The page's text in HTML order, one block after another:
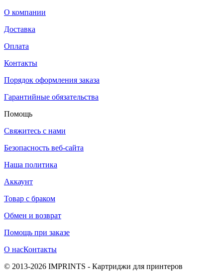
О компании
Доставка
Оплата
Контакты
Порядок оформления заказа
Гарантийные обязательства
Помощь
Свяжитесь с нами
Безопасность веб-сайта
Наша политика
Аккаунт
Товар с браком
Обмен и возврат
Помощь при заказе
О насКонтакты
© 2013-2026 IMPRINTS - Картриджи для принтеров